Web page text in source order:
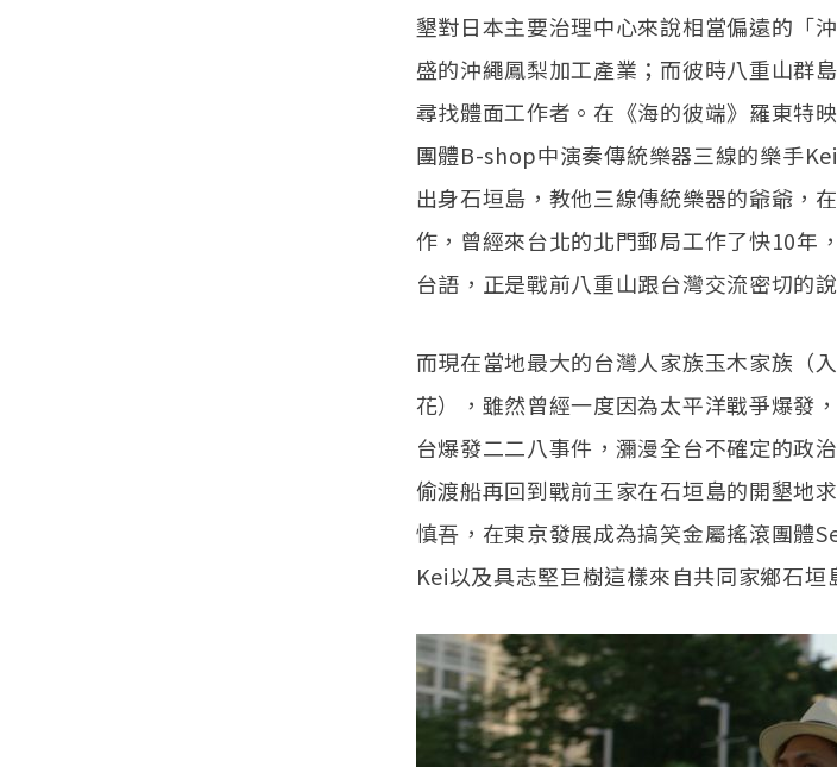
墾對日本主要治理中心來說相當偏遠的「
盛的沖繩鳳梨加工產業；而彼時八重山群
尋找體面工作者。在《海的彼端》羅東特
團體B-shop中演奏傳統樂器三線的樂手
出身石垣島，教他三線傳統樂器的爺爺，
作，曾經來台北的北門郵局工作了快10年
台語，正是戰前八重山跟台灣交流密切的
而現在當地最大的台灣人家族玉木家族（
花），雖然曾經一度因為太平洋戰爭爆發
台爆發二二八事件，瀰漫全台不確定的政
偷渡船再回到戰前王家在石垣島的開墾地
慎吾，在東京發展成為搞笑金屬搖滾團體
Kei以及具志堅巨樹這樣來自共同家鄉石垣